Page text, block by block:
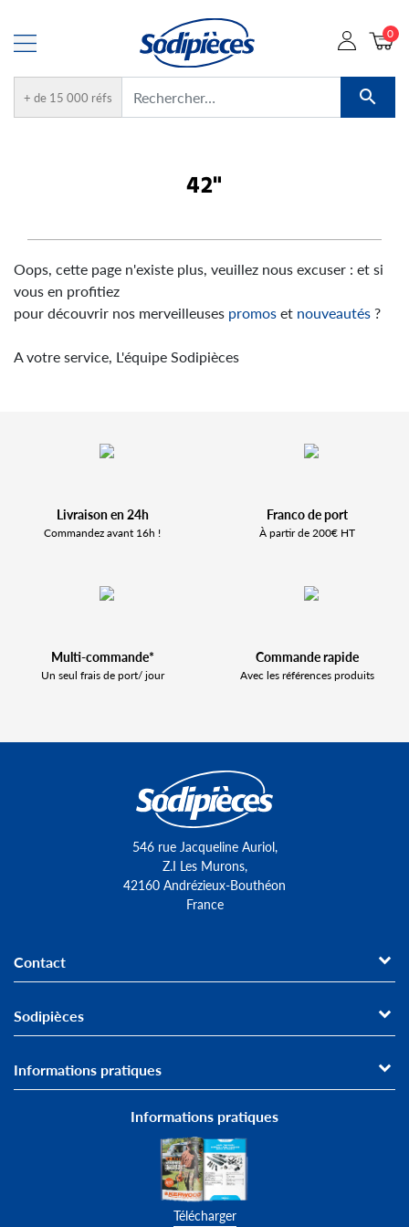
+ de 15 000 réfs 
0
42"
Oops, cette page n'existe plus, veuillez nous excuser : et si
vous en profitiez
pour découvrir nos merveilleuses promoset nouveautés ?
A votre service, L'équipe Sodipièces
Livraison en 24h
Commandez avant 16h !
Franco de port
À partir de 200€ HT
Multi-commande*
Un seul frais de port/ jour
Commande rapide
Avec les références produits
546 rue Jacqueline Auriol,
Z.I Les Murons,
42160 Andrézieux-Bouthéon
France
Contact
Sodipièces
Informations pratiques
Informations pratiques
Télécharger